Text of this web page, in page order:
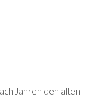
Jahren den alten